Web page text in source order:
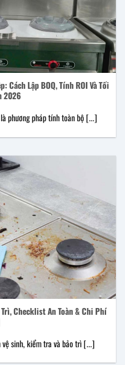
Cách Lập BOQ, Tính ROI Và Tối
2026
phương pháp tính toàn bộ [...]
Checklist An Toàn & Chi Phí
sinh, kiểm tra và bảo trì [...]